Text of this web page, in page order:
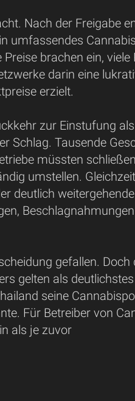
Nach der Freigabe
umfassendes
brachen ein,
darin eine
erzielt.
zur Einstufung als
Schlag. Tausende
müssten
umstellen.
deutlich weitergehende
gefallen. Doch
gelten als
seine
Für Betreiber von
als je zuvor